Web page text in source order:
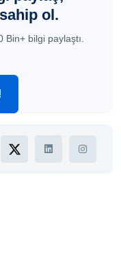
ol.
bilgi paylaştı.